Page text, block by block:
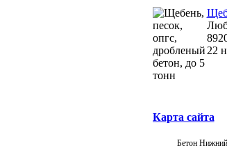
22
Карта сайта
Бетон